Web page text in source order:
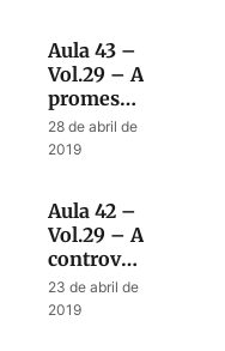
Aula 43 –
Vol.29 – A
promessa
da Nova
Aliança
original
28 de abril de
2019
Aula 42 –
Vol.29 – A
controvérsia
de Deus
com
23 de abril de
2019